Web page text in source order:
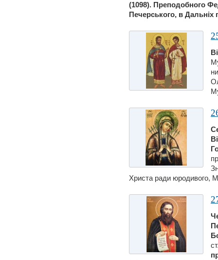
(1098). Преподобного
Печерського, в Дальнiх
Христа ради юродивого,